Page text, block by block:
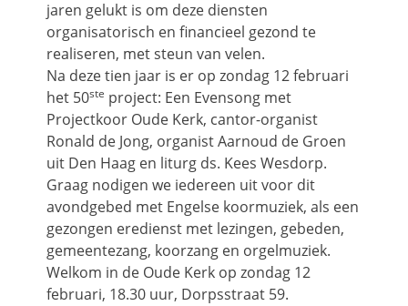
jaren gelukt is om deze diensten
organisatorisch en financieel gezond te
realiseren, met steun van velen.
Na deze tien jaar is er op zondag 12 februari
het 50ste project: Een Evensong met
Projectkoor Oude Kerk, cantor-organist
Ronald de Jong, organist Aarnoud de Groen
uit Den Haag en liturg ds. Kees Wesdorp.
Graag nodigen we iedereen uit voor dit
avondgebed met Engelse koormuziek, als een
gezongen eredienst met lezingen, gebeden,
gemeentezang, koorzang en orgelmuziek.
Welkom in de Oude Kerk op zondag 12
februari, 18.30 uur, Dorpsstraat 59.